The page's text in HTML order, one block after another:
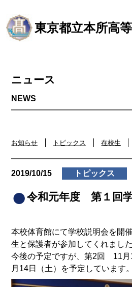
東京都立本所高
ニュース
お知らせ トピックス 在校生
2019/10/15 トピックス
令和元年度 第１回
本校体育館にて学校説明会を開
生と保護者が参加してくれました
今後の予定ですが、第2回 11
月14日（土）を予定しています。